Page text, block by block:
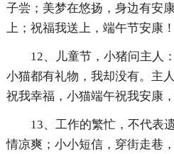
子尝；美梦在悠扬，身边有安
上；祝福我送上，端午节安康！
12、儿童节，小猪问主人
小猫都有礼物，我却没有。主
祝我幸福，小猫端午祝我安康
13、工作的繁忙，不代表
情凉爽；小小短信，穿街走巷